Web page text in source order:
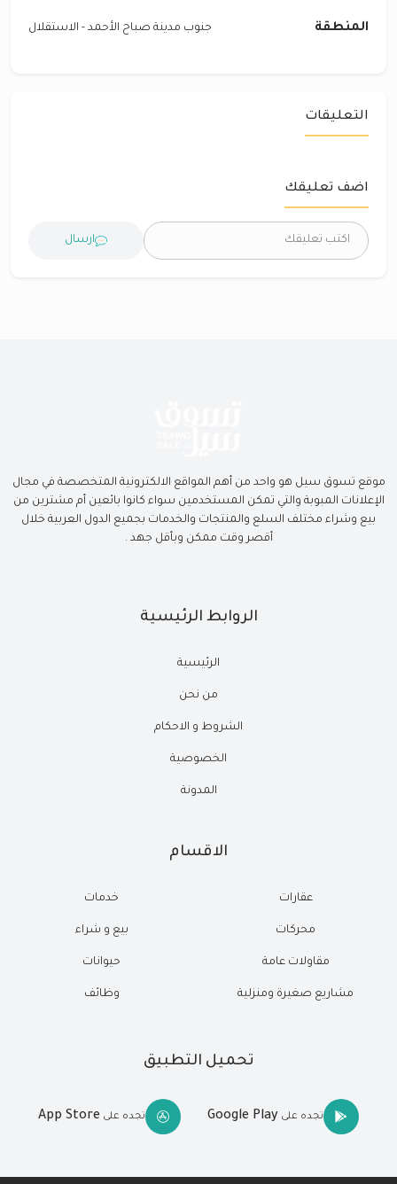
المنطقة جنوب مدينة صباح الأحمد - الاستقلال
التعليقات
اضف تعليقك
ارسال
موقع تسوق سيل هو واحد من أهم المواقع الالكترونية المتخصصة في مجال
الإعلانات المبوبة والتي تمكن المستخدمين سواء كانوا بائعين أم مشترين من
بيع وشراء مختلف السلع والمنتجات والخدمات بجميع الدول العربية خلال
أقصر وقت ممكن وبأقل جهد .
الروابط الرئيسية
الرئيسية
من نحن
الشروط و الاحكام
الخصوصية
المدونة
الاقسام
عقارات
محركات
مقاولات عامة
مشاريع صغيرة ومنزلية
خدمات
بيع و شراء
حيوانات
وظائف
تحميل التطبيق
تجده على Google Play تجده على App Store